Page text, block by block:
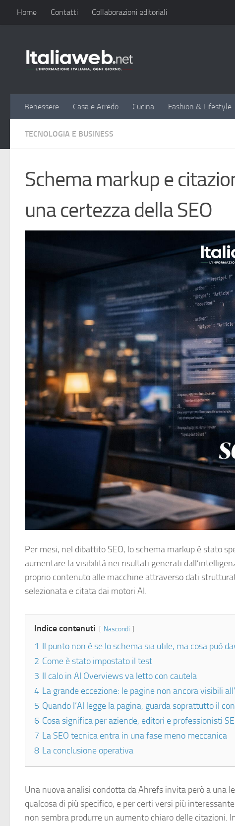
Sotto il contenuto
Home Contatti Collaborazioni editoriali
Benessere Casa e Arredo Cucina Fashion & Lifestyle
TECNOLOGIA E BUSINESS
Schema markup e
una certezza della SEO
Per mesi, nel dibattito SEO, lo schema markup è stato
aumentare la visibilità nei risultati generati
proprio contenuto alle macchine attraverso dati
selezionata e citata dai motori AI.
Indice contenuti Nascondi
1 Il punto non è se lo schema sia utile, ma cosa può
2 Come è stato impostato il test
3 Il calo in AI Overviews va letto con cautela
4 La grande eccezione: le pagine non ancora visibili
5 Quando l’AI legge la pagina, guarda soprattutto il
6 Cosa significa per aziende, editori e professionisti
7 La SEO tecnica entra in una fase meno meccanica
8 La conclusione operativa
Una nuova analisi condotta da Ahrefs invita però a una
qualcosa di più specifico, e per certi versi più
non sembra produrre un aumento chiaro delle citazioni.